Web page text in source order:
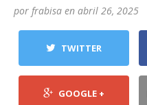
por frabisa en abril 26, 2025
TWITTER
GOOGLE +